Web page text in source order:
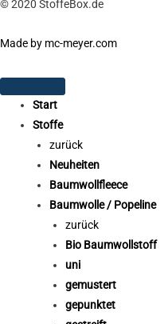
© 2020 StoffeBox.de
Made by mc-meyer.com
Start
Stoffe
zurück
Neuheiten
Baumwollfleece
Baumwolle / Popeline
zurück
Bio Baumwollstoff
uni
gemustert
gepunktet